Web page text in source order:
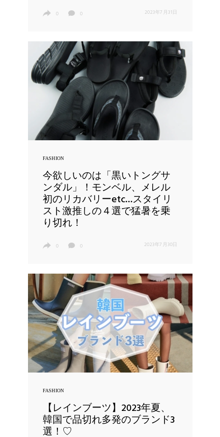
0 0 2023年7月31日
FASHION
今欲しいのは「黒いトングサ
ンダル」！モンベル、メレル
初のリカバリーetc…スタイリ
スト激推しの４選で猛暑を乗
り切れ！
0 0 2023年7月30日
FASHION
【レインブーツ】2023年夏、
韓国で品切れ多発のブランド3
選！♡